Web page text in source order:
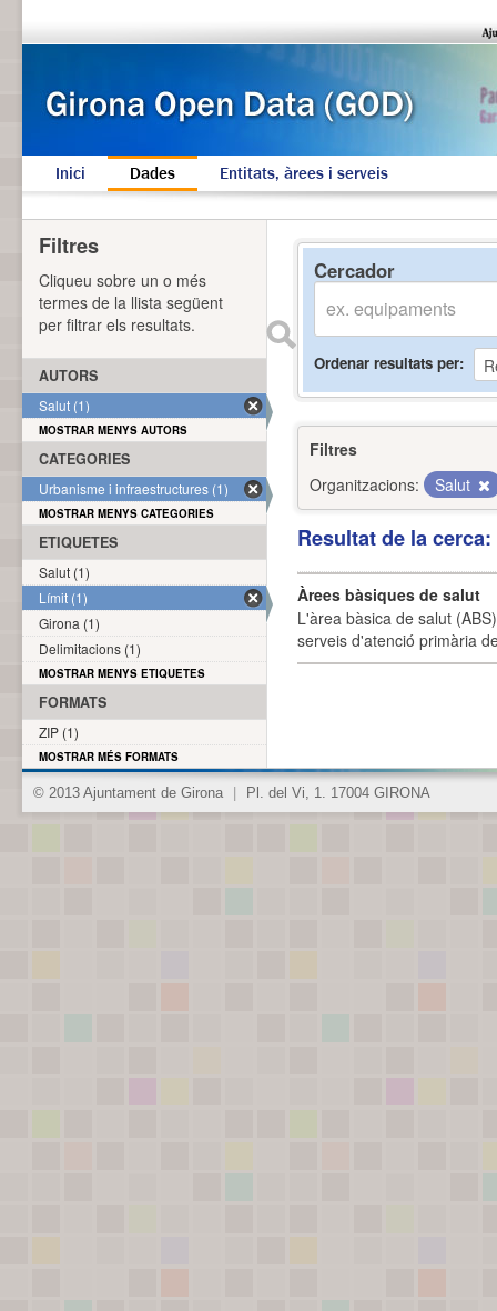
Inici Dades Entitats, àrees i serveis
Cercador
Ordenar resultats per
Filtres
Organitzacions:
Salut
Resultat de la
Àrees bàsiques de salut
L'àrea bàsica de salut
serveis d'atenció primària
Filtres
Cliqueu sobre un o més
termes de la llista següent
per filtrar els resultats.
AUTORS
Salut (1)
MOSTRAR MENYS AUTORS
CATEGORIES
Urbanisme i infraestructures (1)
MOSTRAR MENYS CATEGORIES
ETIQUETES
Salut (1)
Límit (1)
Girona (1)
Delimitacions (1)
MOSTRAR MENYS ETIQUETES
FORMATS
ZIP (1)
MOSTRAR MÉS FORMATS
© 2013 Ajuntament de Girona Pl. del Vi, 1. 17004 GIRONA